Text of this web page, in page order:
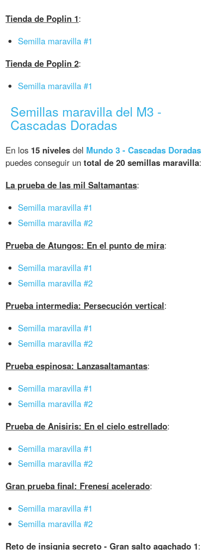
Tienda de Poplin 1:
Semilla maravilla #1
Tienda de Poplin 2:
Semilla maravilla #1
Semillas maravilla del M3 -
Cascadas Doradas
En los 15 niveles del Mundo 3 - Cascadas Doradas
puedes conseguir untotal de 20 semillas maravilla:
La prueba de las mil Saltamantas:
Semilla maravilla #1
Semilla maravilla #2
Prueba de Atungos: En el punto de mira:
Semilla maravilla #1
Semilla maravilla #2
Prueba intermedia: Persecución vertical:
Semilla maravilla #1
Semilla maravilla #2
Prueba espinosa: Lanzasaltamantas:
Semilla maravilla #1
Semilla maravilla #2
Prueba de Anisiris: En el cielo estrellado:
Semilla maravilla #1
Semilla maravilla #2
Gran prueba final: Frenesí acelerado:
Semilla maravilla #1
Semilla maravilla #2
Reto de insignia secreto - Gran salto agachado 1: